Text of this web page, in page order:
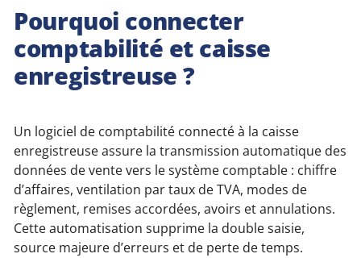
Pourquoi connecter
comptabilité et caisse
enregistreuse ?
Un logiciel de comptabilité connecté à la caisse
enregistreuse assure la transmission automatique des
données de vente vers le système comptable : chiffre
d’affaires, ventilation par taux de TVA, modes de
règlement, remises accordées, avoirs et annulations.
Cette automatisation supprime la double saisie,
source majeure d’erreurs et de perte de temps.